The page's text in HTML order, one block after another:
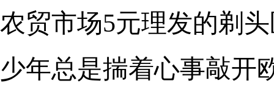
农贸市场5元理发的剃
少年总是揣着心事敲开